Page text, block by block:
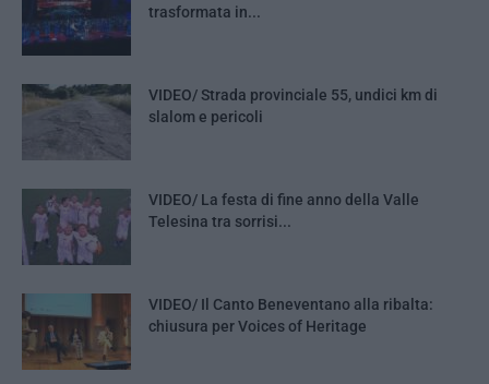
trasformata in...
VIDEO/ Strada provinciale 55, undici km di
slalom e pericoli
VIDEO/ La festa di fine anno della Valle
Telesina tra sorrisi...
VIDEO/ Il Canto Beneventano alla ribalta:
chiusura per Voices of Heritage